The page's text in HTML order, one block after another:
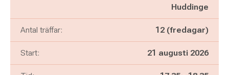
Huddinge
Antal träffar: 12 (fredagar)
Start: 21 augusti 2026